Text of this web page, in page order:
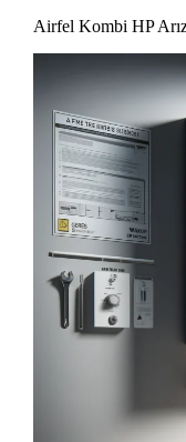
Airfel Kombi HP